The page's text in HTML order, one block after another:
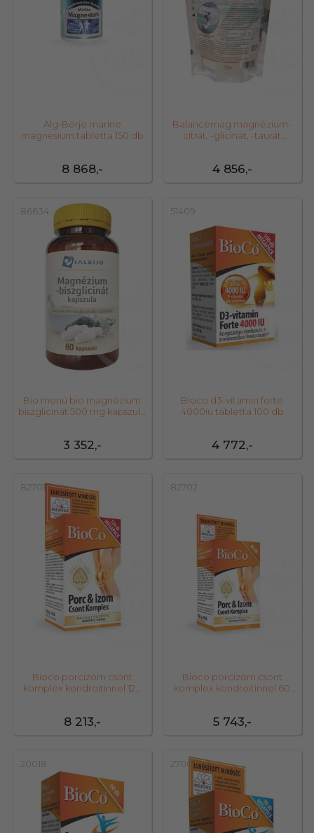
8 868,-
Alg-Börje marine
magnesium tabletta 150 db
4 856,-
Balancemag magnézium-
citrát, -glicinát, -taurát
86634
3 352,-
Bio menü bio magnézium
biszglicinát 500 mg kapszula
51409
4 772,-
Bioco d3-vitamin forte
4000iu tabletta 100 db
82701
8 213,-
Bioco porcizom csont
komplex kondroitinnel 120
82702
5 743,-
Bioco porcizom csont
komplex kondroitinnel 60
20018 27005